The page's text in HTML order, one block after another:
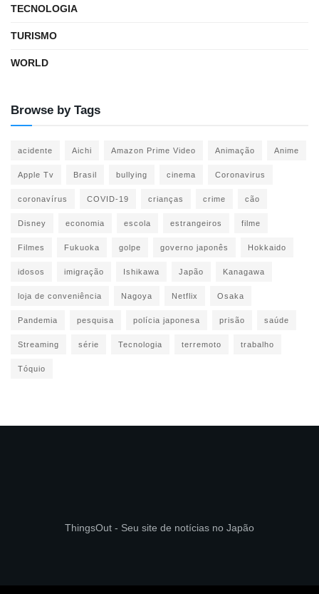
TECNOLOGIA
TURISMO
WORLD
Browse by Tags
acidente Aichi Amazon Prime Video Animação Anime
Apple Tv Brasil bullying cinema Coronavirus
coronavírus COVID-19 crianças crime cão
Disney economia escola estrangeiros filme
Filmes Fukuoka golpe governo japonês Hokkaido
idosos imigração Ishikawa Japão Kanagawa
loja de conveniência Nagoya Netflix Osaka
Pandemia pesquisa polícia japonesa prisão saúde
Streaming série Tecnologia terremoto trabalho
Tóquio
ThingsOut - Seu site de notícias no Japão